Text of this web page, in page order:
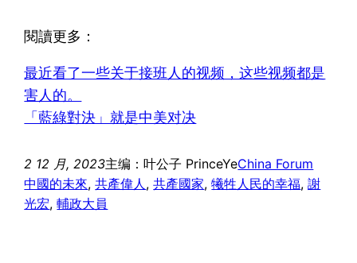
閱讀更多：
最近看了一些关于接班人的视频，这些视频都是
害人的。
「藍綠對決」就是中美对决
2 12 月, 2023主编：叶公子 PrinceYeChina Forum
中國的未來, 共產偉人 , 共產國家, 犧牲人民的幸福, 謝
光宏, 輔政大員